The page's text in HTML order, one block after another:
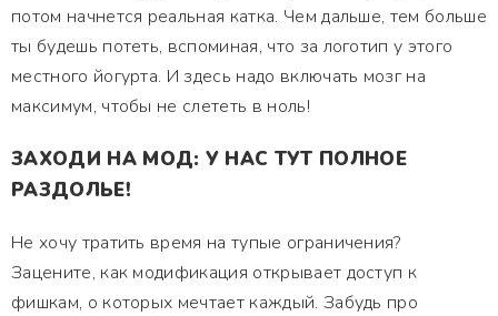
потом начнется реальная катка. Чем дальше, тем больше
ты будешь потеть, вспоминая, что за логотип у этого
местного йогурта. И здесь надо включать мозг на
максимум, чтобы не слететь в ноль!
ЗАХОДИ НА МОД: У НАС ТУТ ПОЛНОЕ
РАЗДОЛЬЕ!
Не хочу тратить время на тупые ограничения?
Зацените, как модификация открывает доступ к
фишкам, о которых мечтает каждый. Забудь про